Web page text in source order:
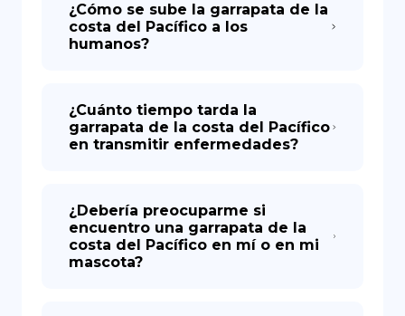
¿Cómo se sube la garrapata de la
costa del Pacífico a los
humanos?
¿Cuánto tiempo tarda la
garrapata de la costa del Pacífico
en transmitir enfermedades?
¿Debería preocuparme si
encuentro una garrapata de la
costa del Pacífico en mí o en mi
mascota?